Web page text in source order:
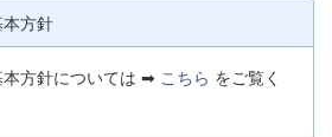
方針
方針については ➡ こちら をご覧く